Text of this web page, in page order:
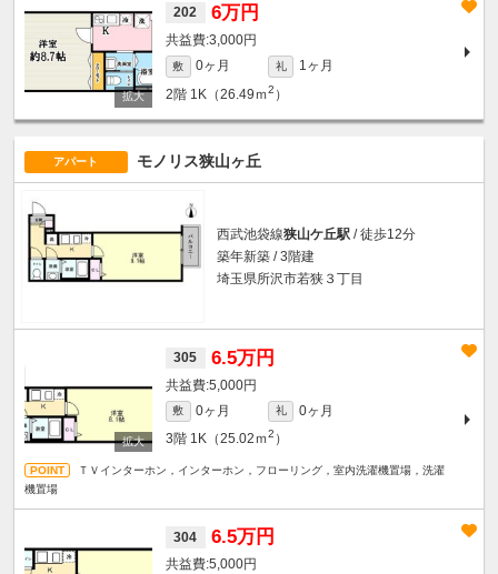
202 6万円
3,000円
敷 0ヶ月 礼
1ヶ月
2階 1K（26.49ｍ2 ）
アパート モノリス狭山ヶ丘
西武池袋線狭山ケ丘駅 / 徒歩12分
築年新築 / 3階建
埼玉県所沢市若狭３丁目
305 6.5万円
5,000円
敷 0ヶ月 礼
0ヶ月
3階 1K（25.02ｍ2 ）
ＴＶインターホン，インターホン，フローリング，室内洗濯機置場，洗濯
機置場
304 6.5万円
5,000円